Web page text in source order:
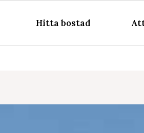
Hitta bostad